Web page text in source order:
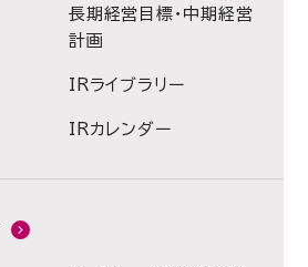
長期経営目標・中期経営
計画
IRライブラリー
IRカレンダー